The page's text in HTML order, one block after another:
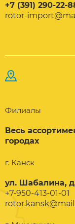
+7 (391) 290-22-
rotor-
Филиалы
Весь
городах
г. Канск
ул. Шабалина,
+7-950-413-01-01